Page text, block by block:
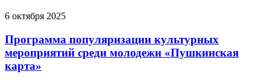
6 октября 2025
Программа популяризации культурных
мероприятий среди молодежи «Пушкинская
карта»